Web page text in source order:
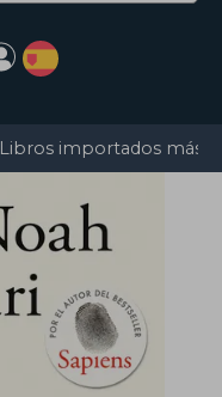
Libros importados más